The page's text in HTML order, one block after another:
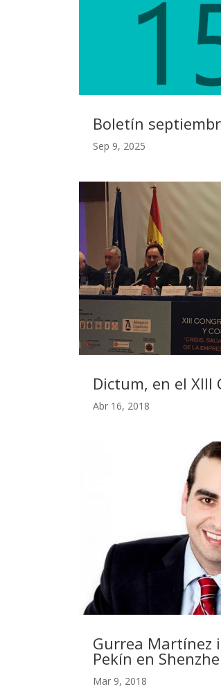
Boletín
Sep 9, 2025
Dictum, en el
Abr 16, 2018
Gurrea Martínez
Pekín en
Mar 9, 2018